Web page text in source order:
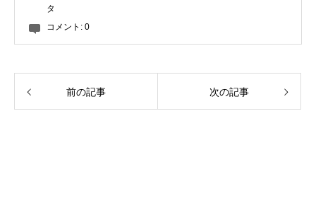
タ
コメント: 0
前の記事 次の記事